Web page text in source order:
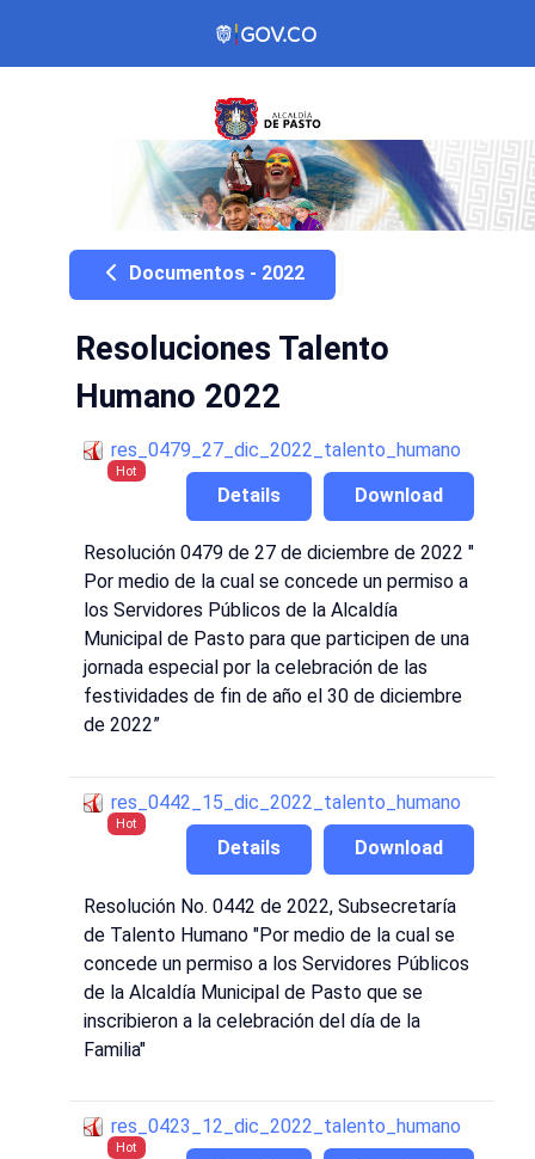
Documentos - 2022
Resoluciones Talento
Humano 2022
res_0479_27_dic_2022_talento_humano
Hot
Download
Details
Resolución 0479 de 27 de diciembre de 2022 "
Por medio de la cual se concede un permiso a
los Servidores Públicos de la Alcaldía
Municipal de Pasto para que participen de una
jornada especial por la celebración de las
festividades de fin de año el 30 de diciembre
de 2022”
res_0442_15_dic_2022_talento_humano
Hot
Download
Details
Resolución No. 0442 de 2022, Subsecretaría
de Talento Humano "Por medio de la cual se
concede un permiso a los Servidores Públicos
de la Alcaldía Municipal de Pasto que se
inscribieron a la celebración del día de la
Familia"
res_0423_12_dic_2022_talento_humano
Hot